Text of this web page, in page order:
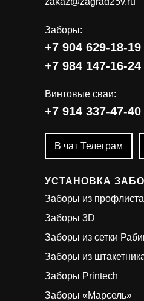
Заборы из профлиста
Заборы 3D
Заборы из сетки
Заборы из
Заборы Printech
Заборы «Марсель»
УСТАНОВКА
Заборы:
+7 904 629-18-19
+7 984 147-16-24
Винтовые сваи:
+7 914 337-47-40
В чат Телеграм